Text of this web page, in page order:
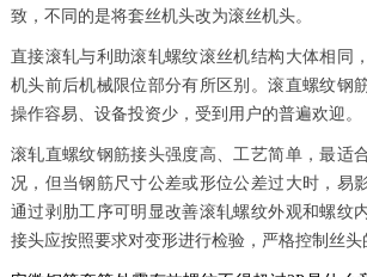
致，不同的是将套丝机头改为滚丝机头。
直接滚轧与利助滚轧螺纹滚丝机结构大体相同
机头前后机械限位部分有所区别。滚直螺纹钢
操作容易、设备投资少，受到用户的普遍欢迎。
滚轧直螺纹钢筋接头强度高、工艺简单，最适
况，但当钢筋尺寸公差或形位公差过大时，易
通过剥肋工序可明显改善滚轧螺纹外观和螺纹
接头应按照要求对变形进行检验，严格控制丝头